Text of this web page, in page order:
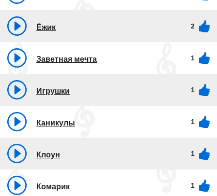
Ёжик 2
Заветная мечта 1
Игрушки 1
Каникулы 1
Клоун 1
Комарик 1